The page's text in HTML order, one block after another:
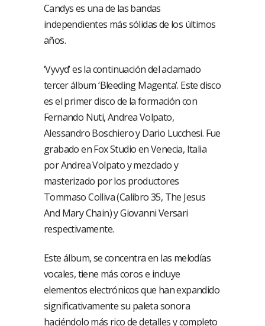
Candys es una de las bandas
independientes más sólidas de los últimos
años.
‘Vyvyd’ es la continuación del aclamado
tercer álbum ‘Bleeding Magenta’. Este disco
es el primer disco de la formación con
Fernando Nuti, Andrea Volpato,
Alessandro Boschiero y Dario Lucchesi. Fue
grabado en Fox Studio en Venecia, Italia
por Andrea Volpato y mezclado y
masterizado por los productores
Tommaso Colliva (Calibro 35, The Jesus
And Mary Chain) y Giovanni Versari
respectivamente.
Este álbum, se concentra en las melodías
vocales, tiene más coros e incluye
elementos electrónicos que han expandido
significativamente su paleta sonora
haciéndolo más rico de detalles y completo